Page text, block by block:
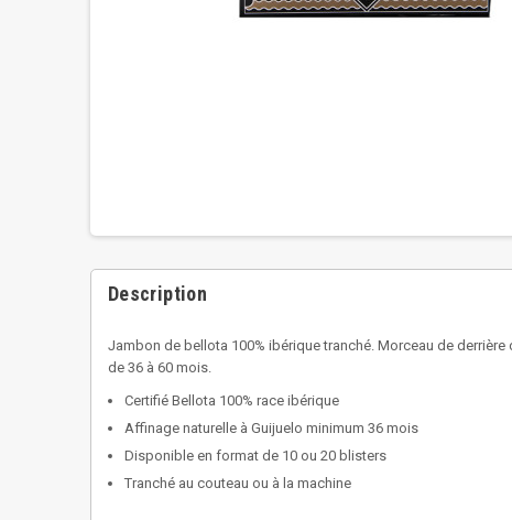
Description
Jambon de bellota 100% ibérique tranché. Morceau de
de 36 à 60 mois.
Certifié Bellota 100% race ibérique
Affinage naturelle à Guijuelo minimum 36 mois
Disponible en format de 10 ou 20 blisters
Tranché au couteau ou à la machine